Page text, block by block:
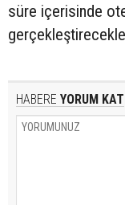
süre içerisinde
HABERE YORUM KAT